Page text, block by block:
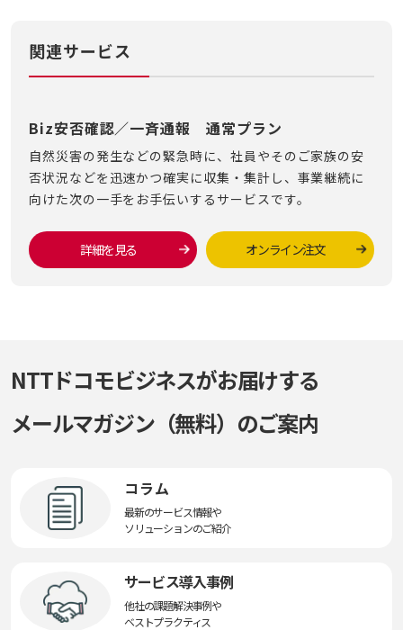
関連サービス
Biz安否確認／一斉通報 通常プラン
自然災害の発生などの緊急時に、社員やそのご家族の安
否状況などを迅速かつ確実に収集・集計し、事業継続に
向けた次の一手をお手伝いするサービスです。
詳細を見る オンライン注文
NTTドコモビジネスがお届けする
メールマガジン（無料）のご案内
コラム
最新のサービス情報や
ソリューションのご紹介
サービス導入事例
他社の課題解決事例や
ベストプラクティス